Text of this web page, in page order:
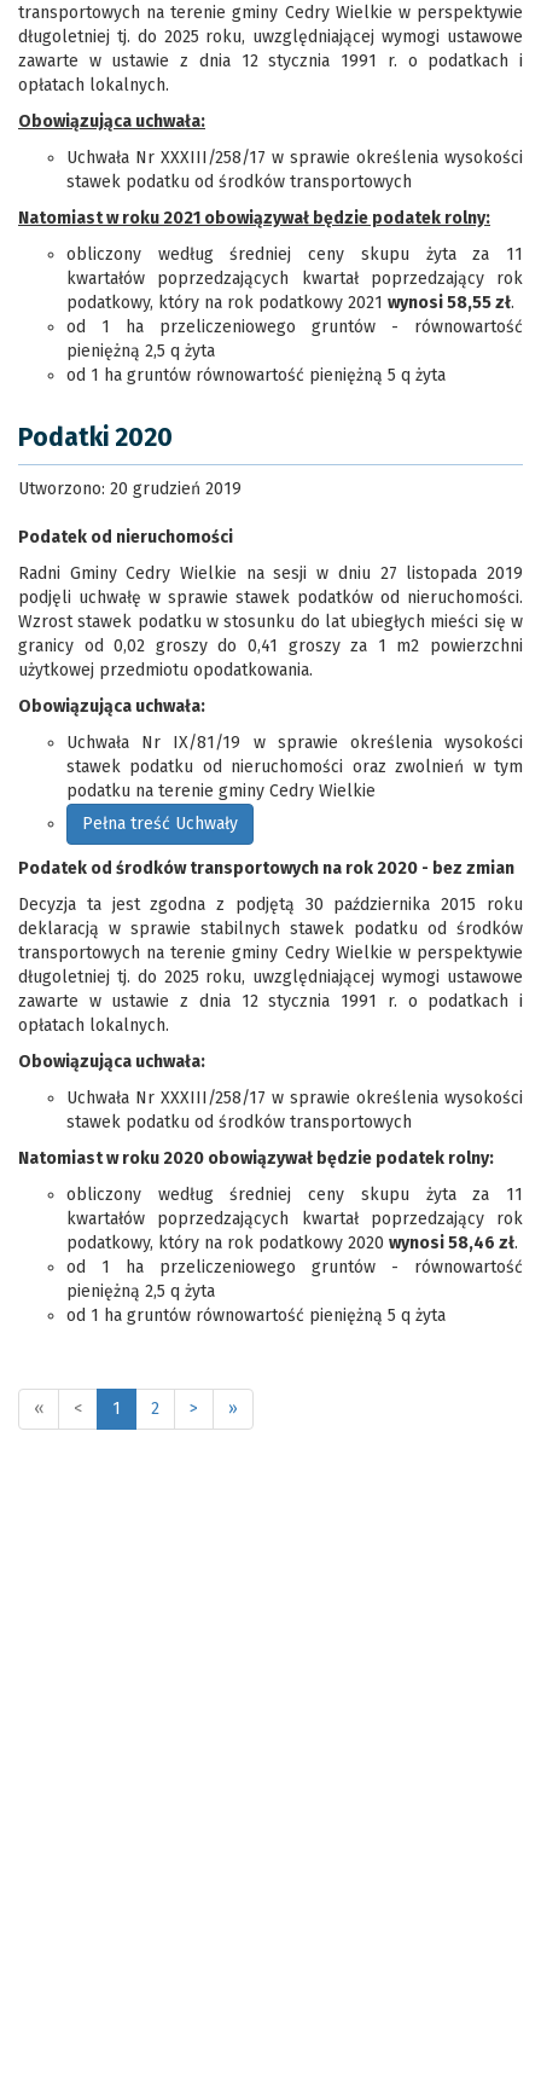
transportowych na terenie gminy Cedry Wielkie w perspektywie
długoletniej tj. do 2025 roku, uwzględniającej wymogi ustawowe
zawarte w ustawie z dnia 12 stycznia 1991 r. o podatkach i
opłatach lokalnych.
Obowiązująca uchwała:
Uchwała Nr XXXIII/258/17 w sprawie określenia wysokości
stawek podatku od środków transportowych
Natomiast w roku 2021 obowiązywał będzie podatek rolny:
obliczony według średniej ceny skupu żyta za 11
kwartałów poprzedzających kwartał poprzedzający rok
podatkowy, który na rok podatkowy 2021 wynosi 58,55 zł.
od 1 ha przeliczeniowego gruntów - równowartość
pieniężną 2,5 q żyta
od 1 ha gruntów równowartość pieniężną 5 q żyta
Podatki 2020
Utworzono: 20 grudzień 2019
Podatek od nieruchomości
Radni Gminy Cedry Wielkie na sesji w dniu 27 listopada 2019
podjęli uchwałę w sprawie stawek podatków od nieruchomości.
Wzrost stawek podatku w stosunku do lat ubiegłych mieści się w
granicy od 0,02 groszy do 0,41 groszy za 1 m2 powierzchni
użytkowej przedmiotu opodatkowania.
Obowiązująca uchwała:
Uchwała Nr IX/81/19 w sprawie określenia wysokości
stawek podatku od nieruchomości oraz zwolnień w tym
podatku na terenie gminy Cedry Wielkie
Pełna treść Uchwały
Podatek od środków transportowych na rok 2020 - bez zmian
Decyzja ta jest zgodna z podjętą 30 października 2015 roku
deklaracją w sprawie stabilnych stawek podatku od środków
transportowych na terenie gminy Cedry Wielkie w perspektywie
długoletniej tj. do 2025 roku, uwzględniającej wymogi ustawowe
zawarte w ustawie z dnia 12 stycznia 1991 r. o podatkach i
opłatach lokalnych.
Obowiązująca uchwała:
Uchwała Nr XXXIII/258/17 w sprawie określenia wysokości
stawek podatku od środków transportowych
Natomiast w roku 2020 obowiązywał będzie podatek rolny:
obliczony według średniej ceny skupu żyta za 11
kwartałów poprzedzających kwartał poprzedzający rok
podatkowy, który na rok podatkowy 2020 wynosi 58,46 zł.
od 1 ha przeliczeniowego gruntów - równowartość
pieniężną 2,5 q żyta
od 1 ha gruntów równowartość pieniężną 5 q żyta
« < 1 2 > »